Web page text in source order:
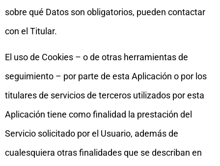
sobre qué Datos son obligatorios, pueden contactar
con el Titular.
El uso de Cookies – o de otras herramientas de
seguimiento – por parte de esta Aplicación o por los
titulares de servicios de terceros utilizados por esta
Aplicación tiene como finalidad la prestación del
Servicio solicitado por el Usuario, además de
cualesquiera otras finalidades que se describan en